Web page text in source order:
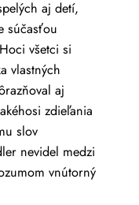
aj detí,
súčasťou
všetci si
vlastných
aj
zdieľania
slov
nevidel medzi
vnútorný